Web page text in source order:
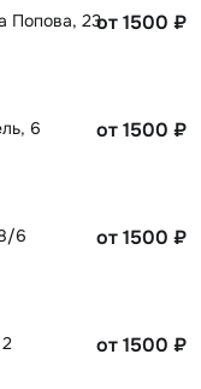
Попова, 23от 1500 ₽
6 от 1500 ₽
6 от 1500 ₽
от 1500 ₽